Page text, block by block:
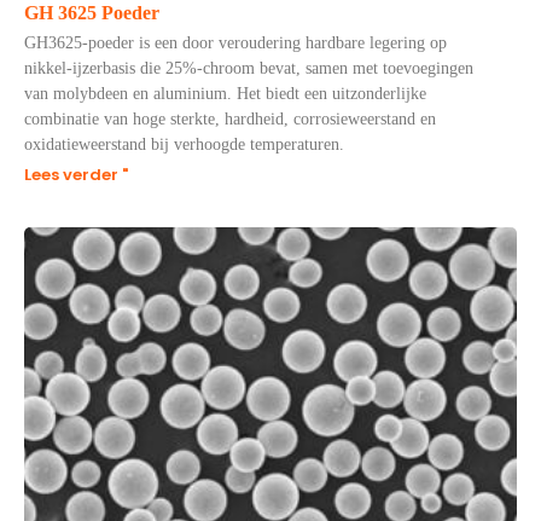
GH 3625 Poeder
GH3625-poeder is een door veroudering hardbare legering op
nikkel-ijzerbasis die 25%-chroom bevat, samen met toevoegingen
van molybdeen en aluminium. Het biedt een uitzonderlijke
combinatie van hoge sterkte, hardheid, corrosieweerstand en
oxidatieweerstand bij verhoogde temperaturen.
Lees verder "